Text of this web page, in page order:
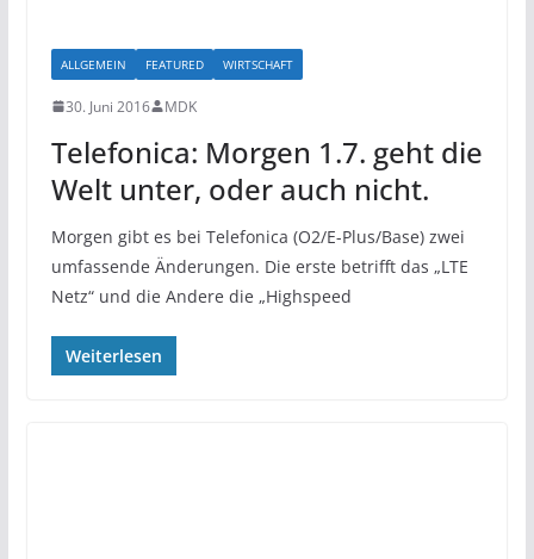
ALLGEMEIN FEATURED WIRTSCHAFT
30. Juni 2016 MDK
Telefonica: Morgen 1.7. geht die
Welt unter, oder auch nicht.
Morgen gibt es bei Telefonica (O2/E-Plus/Base) zwei
umfassende Änderungen. Die erste betrifft das „LTE
Netz“ und die Andere die „Highspeed
Weiterlesen